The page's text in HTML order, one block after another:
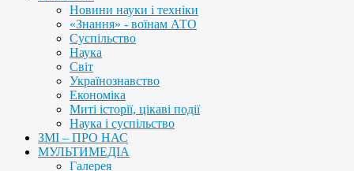
Новини науки і техніки
«Знання» - воїнам АТО
Суспільство
Наука
Світ
Українознавство
Економіка
Миті історії, цікаві події
Наука і суспільство
ЗМІ – ПРО НАС
МУЛЬТИМЕДІА
Галерея